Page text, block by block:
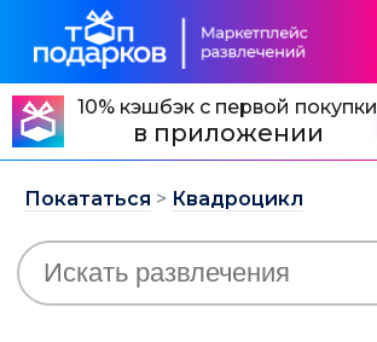
10% кэшбэк с первой покупки
в приложении
Покататься > Квадроцикл